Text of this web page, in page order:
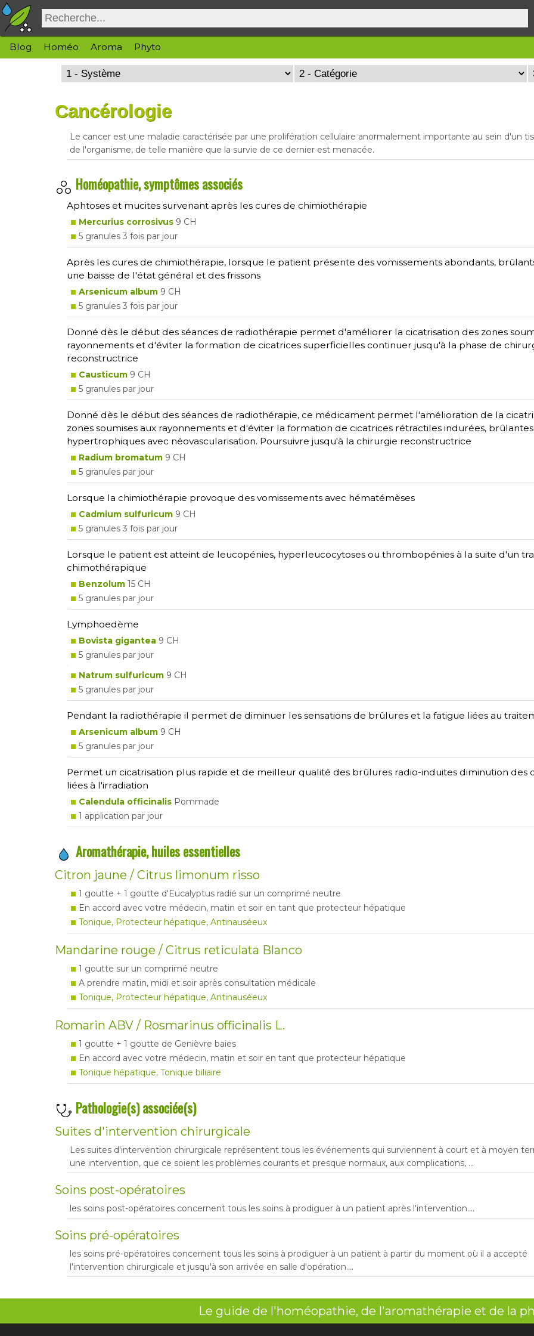
Blog Homéo Aroma Phyto
Cancérologie
Le cancer est une maladie caractérisée par une prolifération cellulaire anormalement importante au sein d'un
de l'organisme, de telle manière que la survie de ce dernier est menacée.
Homéopathie, symptômes associés
Aphtoses et mucites survenant après les cures de chimiothérapie
Mercurius corrosivus 9 CH
5 granules 3 fois par jour
Après les cures de chimiothérapie, lorsque le patient présente des vomissements abondants,
une baisse de l'état général et des frissons
Arsenicum album 9 CH
5 granules 3 fois par jour
Donné dès le début des séances de radiothérapie permet d'améliorer la cicatrisation des zones
rayonnements et d'éviter la formation de cicatrices superficielles continuer jusqu'à la phase de
reconstructrice
Causticum 9 CH
5 granules par jour
Donné dès le début des séances de radiothérapie, ce médicament permet l'amélioration de la
zones soumises aux rayonnements et d'éviter la formation de cicatrices rétractiles indurées,
hypertrophiques avec néovascularisation. Poursuivre jusqu'à la chirurgie reconstructrice
Radium bromatum 9 CH
5 granules par jour
Lorsque la chimiothérapie provoque des vomissements avec hématémèses
Cadmium sulfuricum 9 CH
5 granules 3 fois par jour
Lorsque le patient est atteint de leucopénies, hyperleucocytoses ou thrombopénies à la suite d'un
chimothérapique
Benzolum 15 CH
5 granules par jour
Lymphoedème
Bovista gigantea 9 CH
5 granules par jour
Natrum sulfuricum 9 CH
5 granules par jour
Pendant la radiothérapie il permet de diminuer les sensations de brûlures et la fatigue liées au
Arsenicum album 9 CH
5 granules par jour
Permet un cicatrisation plus rapide et de meilleur qualité des brûlures radio-induites diminution des
liées à l'irradiation
Calendula officinalis Pommade
1 application par jour
Aromathérapie, huiles essentielles
Citron jaune / Citrus limonum risso
1 goutte + 1 goutte d'Eucalyptus radié sur un comprimé neutre
En accord avec votre médecin, matin et soir en tant que protecteur hépatique
Tonique, Protecteur hépatique, Antinauséeux
Mandarine rouge / Citrus reticulata Blanco
1 goutte sur un comprimé neutre
A prendre matin, midi et soir après consultation médicale
Tonique, Protecteur hépatique, Antinauséeux
Romarin ABV / Rosmarinus officinalis L.
1 goutte + 1 goutte de Genièvre baies
En accord avec votre médecin, matin et soir en tant que protecteur hépatique
Tonique hépatique, Tonique biliaire
Pathologie(s) associée(s)
Suites d'intervention chirurgicale
Les suites d'intervention chirurgicale représentent tous les événements qui surviennent à court et à moyen
une intervention, que ce soient les problèmes courants et presque normaux, aux complications, ...
Soins post-opératoires
les soins post-opératoires concernent tous les soins à prodiguer à un patient après l'intervention....
Soins pré-opératoires
les soins pré-opératoires concernent tous les soins à prodiguer à un patient à partir du moment où il a accepté
l'intervention chirurgicale et jusqu'à son arrivée en salle d'opération....
Le guide de l'homéopathie, de l'aromathérapie et de la